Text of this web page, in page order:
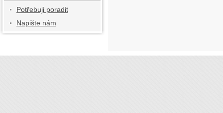
Potřebuji poradit
Napište nám